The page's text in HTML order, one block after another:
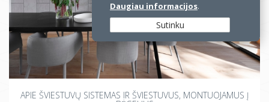
APIE ŠVIESTUVŲ SISTEMAS IR ŠVIESTUVUS, MONTUOJAMUS Į
Daugiau informacijos.
Sutinku